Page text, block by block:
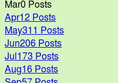
Mar0 Posts
Apr12 Posts
May311 Posts
Jun206 Posts
Jul173 Posts
Aug16 Posts